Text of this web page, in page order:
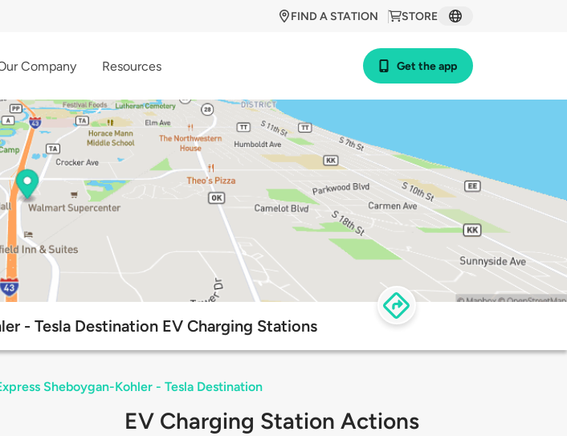
STORE
FIND A STATION
Company Resources Get the app
- Tesla Destination EV Charging Stations
Sheboygan-Kohler - Tesla Destination
EV Charging Station Actions